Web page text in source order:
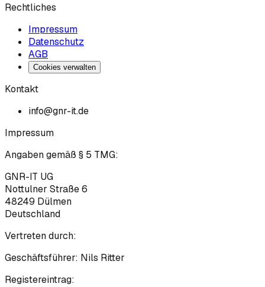
Rechtliches
Impressum
Datenschutz
AGB
Cookies verwalten
Kontakt
info@gnr-it.de
Impressum
Angaben gemäß § 5 TMG:
GNR-IT UG
Nottulner Straße 6
48249 Dülmen
Deutschland
Vertreten durch:
Geschäftsführer: Nils Ritter
Registereintrag: